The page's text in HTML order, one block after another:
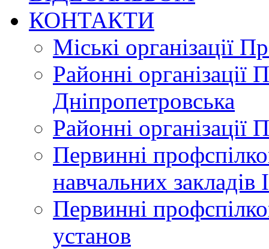
КОНТАКТИ
Міські організації
Районні організації
Дніпропетровська
Районні організації
Первинні
навчальних закладів
Первинні
установ